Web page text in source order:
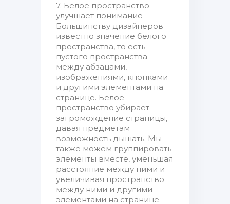
7. Белое пространство
улучшает понимание
Большинству дизайнеров
известно значение белого
пространства, то есть
пустого пространства
между абзацами,
изображениями, кнопками
и другими элементами на
странице. Белое
пространство убирает
загромождение страницы,
давая предметам
возможность дышать. Мы
также можем группировать
элементы вместе, уменьшая
расстояние между ними и
увеличивая пространство
между ними и другими
элементами на странице.